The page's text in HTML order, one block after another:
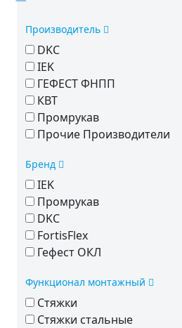
Производитель
DKC
IEK
ГЕФЕСТ ФНПП
КВТ
Промрукав
Прочие Производители
Бренд
IEK
Промрукав
DKC
FortisFlex
Гефест ОКЛ
Функционал монтажный
Стяжки
Стяжки стальные